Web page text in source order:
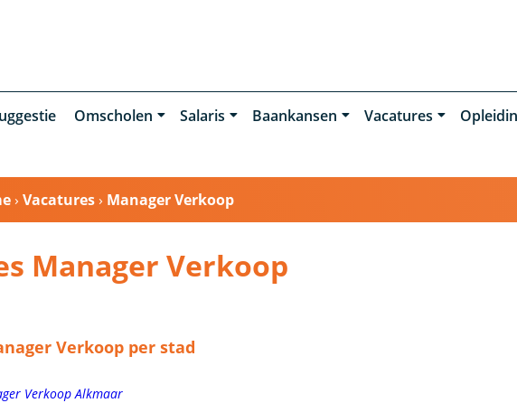
Omscholen Salaris Baankansen Vacatures
›Vacatures› Manager Verkoop
Manager Verkoop
Verkoop per stad
Verkoop Alkmaar